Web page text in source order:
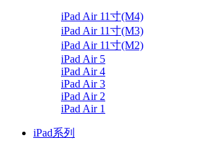
iPad Air 11寸(M4)
iPad Air 11寸(M3)
iPad Air 11寸(M2)
iPad Air 5
iPad Air 4
iPad Air 3
iPad Air 2
iPad Air 1
iPad系列